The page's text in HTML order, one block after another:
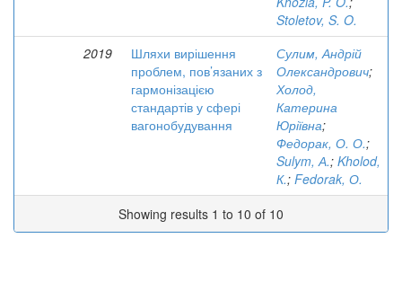
Stoletov, S. O.
2019
Шляхи вирішення
проблем, пов’язаних з
гармонізацією
стандартів у сфері
вагонобудування
Сулим, Андрій
Олександрович;
Холод,
Катерина
Юріївна;
Федорак, О. О.;
Sulym, А.; Kholod,
К.; Fedorak, О.
Showing results 1 to 10 of 10